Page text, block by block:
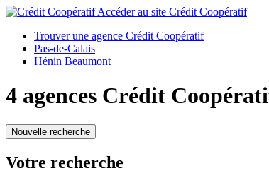
Accéder au site Crédit Coopératif
Trouver une agence Crédit Coopératif
Pas-de-Calais
Hénin Beaumont
4 agences Crédit
Nouvelle recherche
Votre recherche